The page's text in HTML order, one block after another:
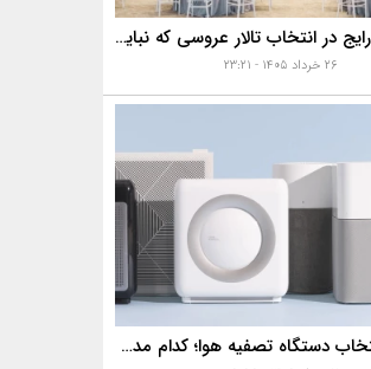
10 اشتباه رایج در انتخاب تالار عروسی که نباید مرتکب شوید!✅
۲۶ خرداد ۱۴۰۵ - ۲۳:۲۱
راهنمای انتخاب دستگاه تصفیه هوا؛ کدام مدل برای آلودگی هوا